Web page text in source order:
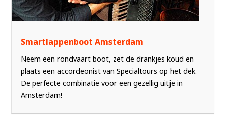
Smartlappenboot Amsterdam
Neem een rondvaart boot, zet de drankjes koud en
plaats een accordeonist van Specialtours op het dek.
De perfecte combinatie voor een gezellig uitje in
Amsterdam!